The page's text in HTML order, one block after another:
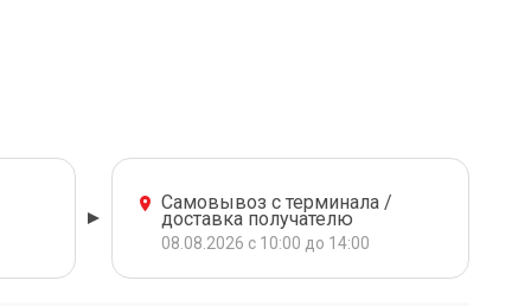
Самовывоз с терминала /
доставка получателю
08.08.2026 с 10:00 до 14:00